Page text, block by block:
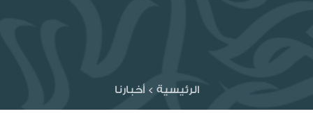
الرئيسية >أخبارنا